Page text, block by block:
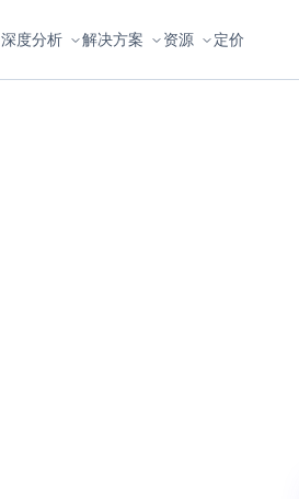
深度分析 解决方案 资源 定价